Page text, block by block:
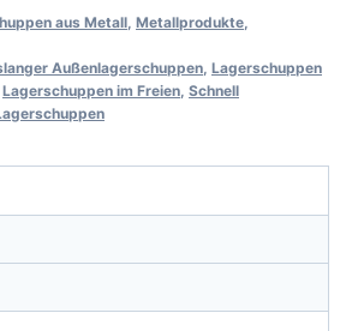
aus Metall, Metallprodukte,
Außenlagerschuppen, Lagerschuppen
Lagerschuppen im Freien, Schnell